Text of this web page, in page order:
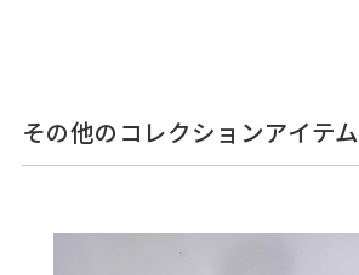
その他のコレクションアイテム